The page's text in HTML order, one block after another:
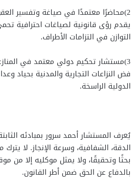
2)محاضرًا معتمدًا في صياغة وتفسير
يقدم رؤى قانونية لصياغات احترافية
التوازن في التزامات الأطراف.
3)مستشار تحكيم دولي معتمد في
فض النزاعات التجارية والمدنية بحياد
الدولية الراسخة.
يُعرف المستشار أحمد سرور بمبادئه
الدقة، الشفافية، وسرعة الإنجاز. لا
بحثًا وتحقيقًا، ولا يمثل موكليه إلا من
بالدفاع عن الحق ضمن أطر القانون.